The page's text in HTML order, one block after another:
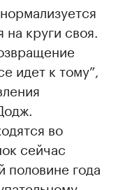
на круги своя.
идет к тому”,
во
сейчас
половине года